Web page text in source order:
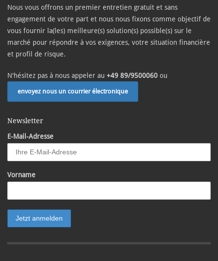
Nous vous offrons un premier entretien gratuit et sans
engagement de votre part et nous nous fixons comme objectif de
vous fournir la(les) meilleure(s) solution(s) possible(s) sur le
marché pour répondre à vos exigences, votre situation financière
et profil de risque.
N'hésitez pas à nous appeler au +49 89/9500060 ou
envoyez nous un courrier électronique
Newsletter
E-Mail-Adresse
Vorname